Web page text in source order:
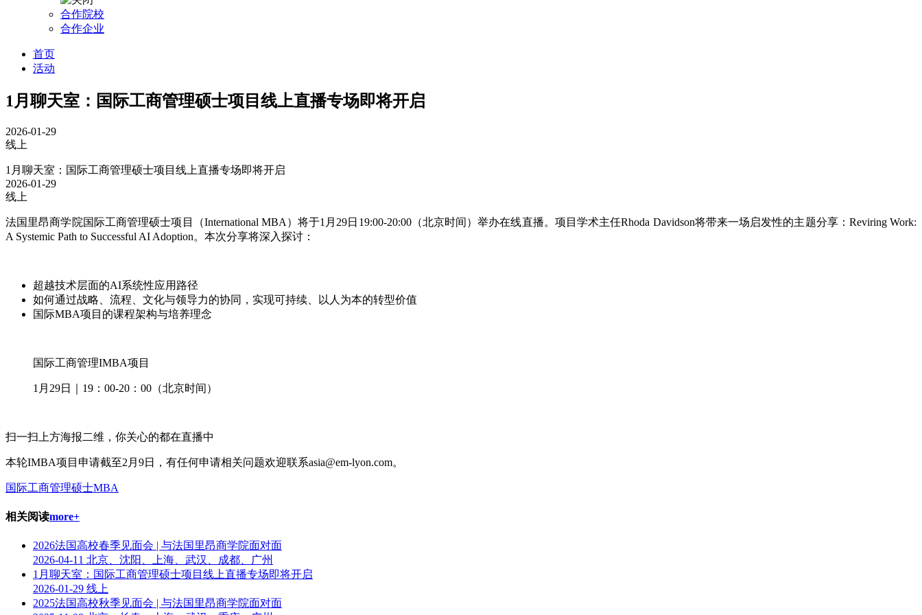
合作院校
合作企业
首页
活动
1月聊天室：国际工商管理硕士项目线上直播专场即将开启
2026-01-29
线上
1月聊天室：国际工商管理硕士项目线上直播专场即将开启
2026-01-29
线上
法国里昂商学院国际工商管理硕士项目（International MBA）将于1月29日19:00-20:00（北京时间）举办在线直播。项目学术主任Rhoda Davidson将带来一场启发性的主题分享：Reviring Work:
A Systemic Path to Successful AI Adoption。本次分享将深入探讨：
超越技术层面的AI系统性应用路径
如何通过战略、流程、文化与领导力的协同，实现可持续、以人为本的转型价值
国际MBA项目的课程架构与培养理念
国际工商管理IMBA项目
1月29日｜19：00-20：00（北京时间）
扫一扫上方海报二维，你关心的都在直播中
本轮IMBA项目申请截至2月9日，有任何申请相关问题欢迎联系asia@em-lyon.com。
国际工商管理硕士MBA
相关阅读more+
2026法国高校春季见面会 | 与法国里昂商学院面对面
2026-04-11 北京、沈阳、上海、武汉、成都、广州
1月聊天室：国际工商管理硕士项目线上直播专场即将开启
2026-01-29 线上
2025法国高校秋季见面会 | 与法国里昂商学院面对面